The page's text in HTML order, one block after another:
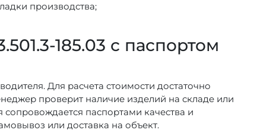
производства;
185.03 с паспортом
Для расчета стоимости достаточно
проверит наличие изделий на складе или
сопровождается паспортами качества и
или доставка на объект.